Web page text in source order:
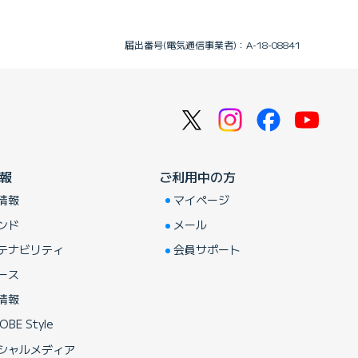
届出番号(電気通信事業者)：A-18-08841
報
ド
ナビリティ
ス
報
Style
ャルメディア
ご利用中の方
マイページ
メール
会員サポート